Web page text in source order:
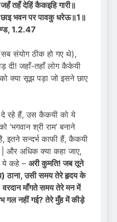
जहँ तहँ देहिं कैकइहि गारी॥
छाइ भवन पर पावकु धरेऊ॥1 ॥
1.2.47
संयोग ठीक हो गए थे),
दी! जहाँ-तहाँ लोग कैकेयी
क्या सूझ पड़ा जो इसने छाए
दे रहे हैं, उस कैकयी को ये
‘भगवान श्री राम’ बनाने
इतने सन्दर्भ काफी हैं, कैकयी
और अधिक क्या कहा जाए,
ये कहे – अरी कुमति! जब तूने
ठाना,उसी समय तेरे हृदय के
वरदान माँगते समय तेरे मन में
गल नहीं गई?तेरे मुँह में कीड़े